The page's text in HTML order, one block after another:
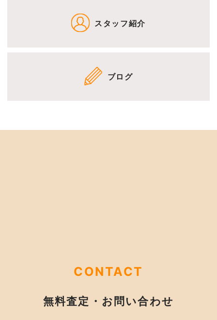
スタッフ紹介
ブログ
CONTACT
無料査定・お問い合わせ